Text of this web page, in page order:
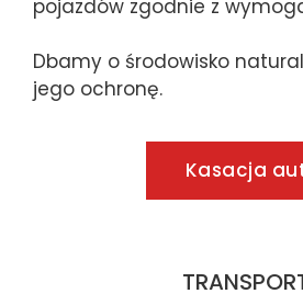
pojazdów zgodnie z
Dbamy o środowisko
jego ochronę.
Kasacja